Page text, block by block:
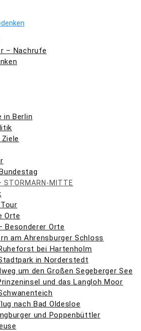
– Nachrufe
in Berlin
STORMARN-MITTE
Orte
Besonderer Orte
am Ahrensburger Schloss
bei Hartenholm
in Norderstedt
um den Großen Segeberger See
und das Langloh Moor
nach Bad Oldesloe
und Poppenbüttler